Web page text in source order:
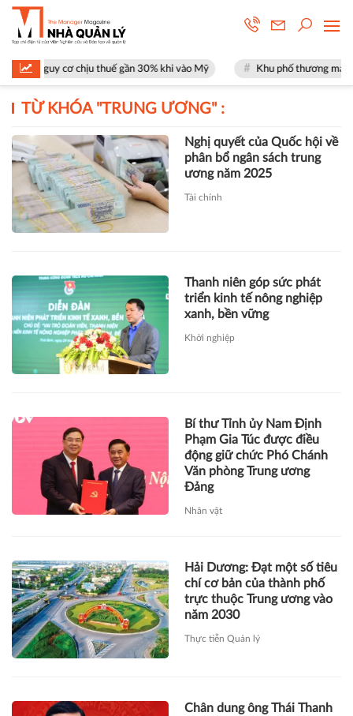
nguy cơ chịu thuế gần 30% khi vào Mỹ Khu phố thương mại SOHO
TỪ KHÓA "TRUNG ƯƠNG" :
Nghị quyết của Quốc hội về
phân bổ ngân sách trung
ương năm 2025
Tài chính
Thanh niên góp sức phát
triển kinh tế nông nghiệp
xanh, bền vững
Khởi nghiệp
Bí thư Tỉnh ủy Nam Định
Phạm Gia Túc được điều
động giữ chức Phó Chánh
Văn phòng Trung ương
Đảng
Nhân vật
Hải Dương: Đạt một số tiêu
chí cơ bản của thành phố
trực thuộc Trung ương vào
năm 2030
Thực tiễn Quản lý
Chân dung ông Thái Thanh